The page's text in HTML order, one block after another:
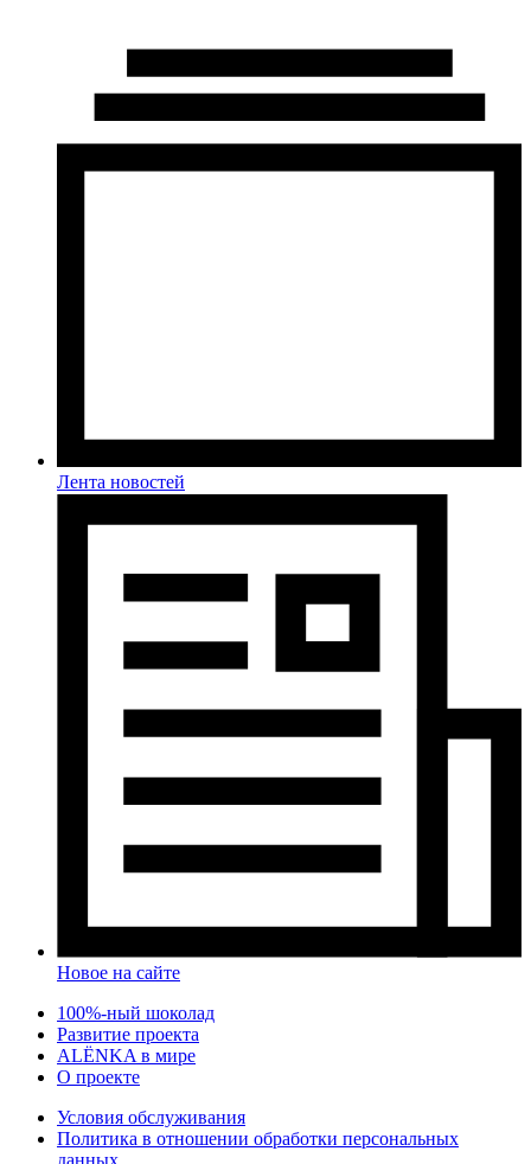
Лента новостей
Новое на сайте
100%-ный шоколад
Развитие проекта
ALЁNKA в мире
О проекте
Условия обслуживания
Политика в отношении обработки персональных
данных